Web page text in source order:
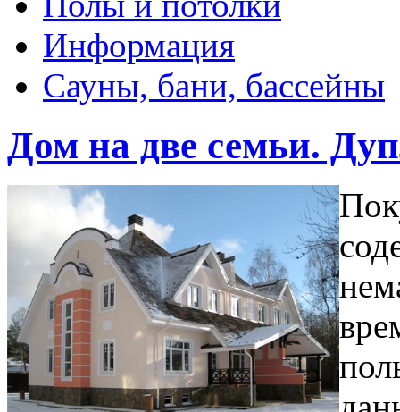
Информация
Сауны, бани, бассейны
Дом на две семьи.